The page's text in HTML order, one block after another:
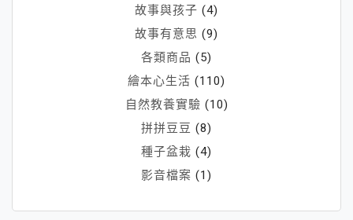
故事與孩子 (4)
故事有意思 (9)
各類商品 (5)
繪本心生活 (110)
自然教養實驗 (10)
拼拼豆豆 (8)
種子盆栽 (4)
影音檔案 (1)